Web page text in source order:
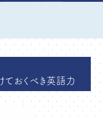
おくべき英語力